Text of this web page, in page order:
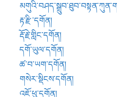
སྨན་སྡོང་བཙུན་དགོན།
སྙེ་མོ་གྲོལ་བ་མཆོད་རྟེན་བཙུན་དགོན།
སྙེ་མོ་རྒ་འབུམ་དགོན།
ལུང་མདོ་དགོན།
འཇང་བཀྲ་ཤིས་བསྟན་འཕེལ་གླིང༌།
བདེ་མོ་དགོན།